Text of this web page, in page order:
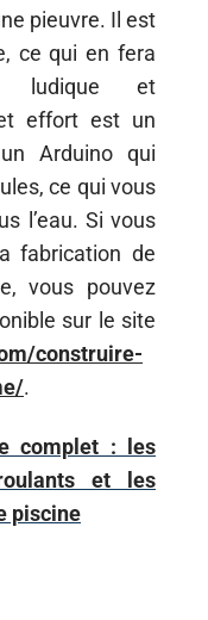
pieuvre. Il est
ce qui en fera
ludique et
effort est un
Arduino qui
ce qui vous
l’eau. Si vous
fabrication de
vous pouvez
sur le site
construire-
.
complet : les
et les
piscine